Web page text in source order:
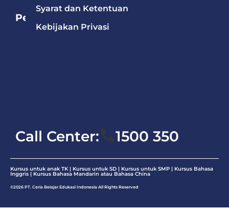
Pelajaran
Syarat dan Ketentuan
Kebijakan Privasi
Call Center: 1500 350
Kursus untuk anak TK | Kursus untuk SD | Kursus untuk SMP | Kursus Bahasa
Inggris | Kursus Bahasa Mandarin atau Bahasa China
©2026 PT. Ceria Belajar Edukasi Indonesia All Rights Reserved